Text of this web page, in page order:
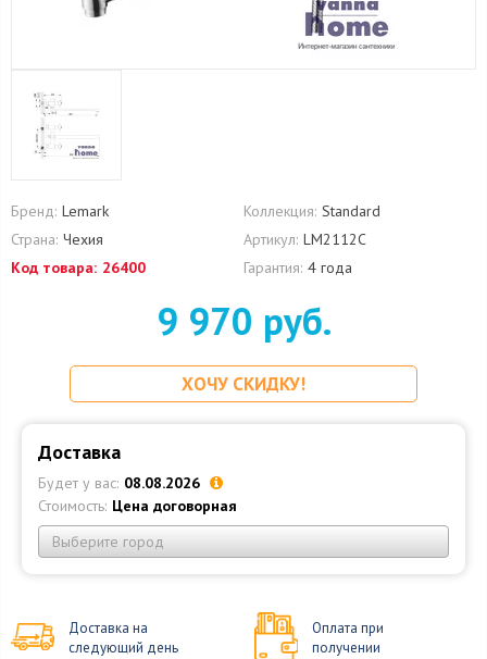
Бренд: Lemark Коллекция: Standard
Страна: Чехия Артикул: LM2112C
Код товара: 26400 Гарантия: 4 года
9 970 руб.
ХОЧУ СКИДКУ!
Доставка
Будет у вас: 08.08.2026
Стоимость: Цена договорная
Выберите город
Доставка на
следующий день
Оплата при
получении